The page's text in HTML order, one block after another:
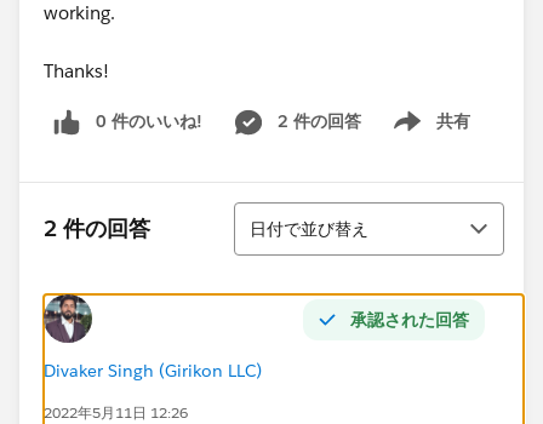
working.
Thanks!
0 件のいいね! 2 件の回答 共有
Show menu
2 件の回答
並び替え
日付で並び替え
承認された回答
Divaker Singh (Girikon LLC)
2022年5月11日 12:26